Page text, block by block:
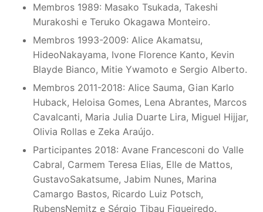
Membros 1989: Masako Tsukada, Takeshi
Murakoshi e Teruko Okagawa Monteiro.
Membros 1993-2009: Alice Akamatsu,
HideoNakayama, Ivone Florence Kanto, Kevin
Blayde Bianco, Mitie Ywamoto e Sergio Alberto.
Membros 2011-2018: Alice Sauma, Gian Karlo
Huback, Heloisa Gomes, Lena Abrantes, Marcos
Cavalcanti, Maria Julia Duarte Lira, Miguel Hijjar,
Olivia Rollas e Zeka Araújo.
Participantes 2018: Avane Francesconi do Valle
Cabral, Carmem Teresa Elias, Elle de Mattos,
GustavoSakatsume, Jabim Nunes, Marina
Camargo Bastos, Ricardo Luiz Potsch,
RubensNemitz e Sérgio Tibau Figueiredo.